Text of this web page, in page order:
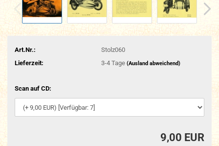
Art.Nr.:
Stolz060
Lieferzeit:
3-4 Tage (Ausland abweichend)
Scan auf CD:
9,00 EUR